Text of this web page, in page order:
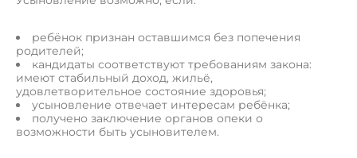
ребёнок признан оставшимся без попечения
родителей;
кандидаты соответствуют требованиям закона:
имеют стабильный доход, жильё,
удовлетворительное состояние здоровья;
усыновление отвечает интересам ребёнка;
получено заключение органов опеки о
возможности быть усыновителем.